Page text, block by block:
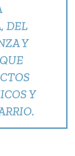
DEL
Y
Y